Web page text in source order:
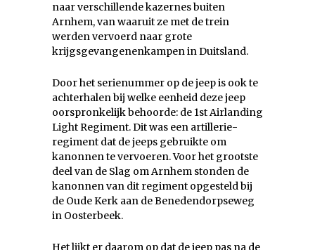
naar verschillende kazernes buiten
Arnhem, van waaruit ze met de trein
werden vervoerd naar grote
krijgsgevangenenkampen in Duitsland.
Door het serienummer op de jeep is ook te
achterhalen bij welke eenheid deze jeep
oorspronkelijk behoorde: de 1st Airlanding
Light Regiment. Dit was een artillerie-
regiment dat de jeeps gebruikte om
kanonnen te vervoeren. Voor het grootste
deel van de Slag om Arnhem stonden de
kanonnen van dit regiment opgesteld bij
de Oude Kerk aan de Benedendorpseweg
in Oosterbeek.
Het lijkt er daarom op dat de jeep pas na de